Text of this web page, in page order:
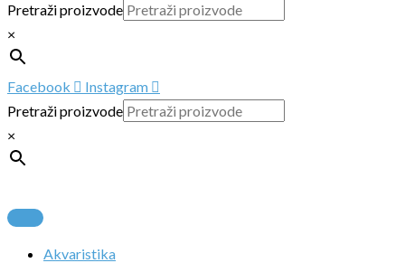
Pretraži proizvode
×
Facebook
Instagram
Pretraži proizvode
×
Akvaristika